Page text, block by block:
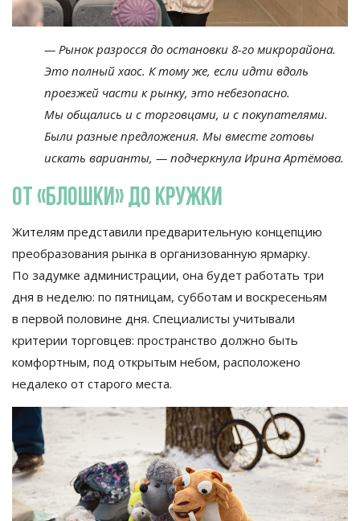
— Рынок разросся до остановки 8-го микрорайона.
Это полный хаос. К тому же, если идти вдоль
проезжей части к рынку, это небезопасно.
Мы общались и с торговцами, и с покупателями.
Были разные предложения. Мы вместе готовы
искать варианты, — подчеркнула Ирина Артёмова.
От«блошки»до кружки
Жителям представили предварительную концепцию
преобразования рынка в организованную ярмарку.
По задумке администрации, она будет работать три
дня в неделю: по пятницам, субботам и воскресеньям
в первой половине дня. Специалисты учитывали
критерии торговцев: пространство должно быть
комфортным, под открытым небом, расположено
недалеко от старого места.